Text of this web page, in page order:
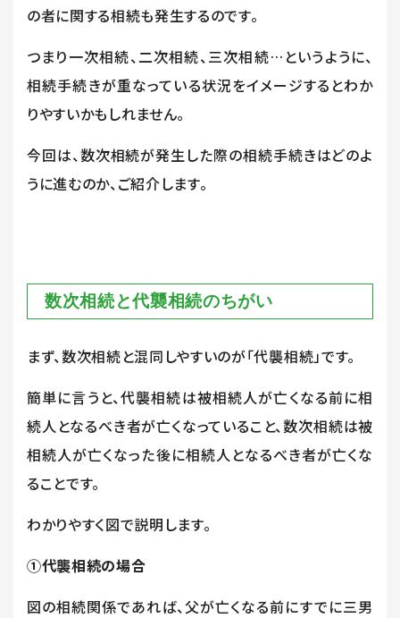
の者に関する相続も発生するのです。
つまり一次相続、二次相続、三次相続…というように、
相続手続きが重なっている状況をイメージするとわか
りやすいかもしれません。
今回は、数次相続が発生した際の相続手続きはどのよ
うに進むのか、ご紹介します。
数次相続と代襲相続のちがい
まず、数次相続と混同しやすいのが「代襲相続」です。
簡単に言うと、代襲相続は被相続人が亡くなる前に相
続人となるべき者が亡くなっていること、数次相続は被
相続人が亡くなった後に相続人となるべき者が亡くな
ることです。
わかりやすく図で説明します。
①代襲相続の場合
図の相続関係であれば、父が亡くなる前にすでに三男